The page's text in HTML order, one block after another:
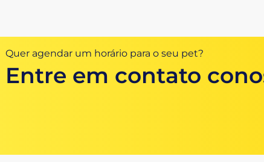
Quer agendar um horário para o seu pet?
Entre em contato